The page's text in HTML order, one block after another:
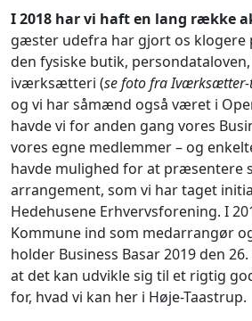
I 2018 har vi haft en lang række
gæster udefra har gjort os klogere
den fysiske butik,
iværksætteri (se foto fra
og vi har såmænd også været i
havde vi for anden gang vores
vores egne medlemmer – og
havde mulighed for at præsentere
arrangement, som vi har taget
Hedehusene Erhvervsforening. I
Kommune ind som medarrangør
holder Business Basar 2019 den
at det kan udvikle sig til et rigtig
for, hvad vi kan her i Høje-Taastrup.